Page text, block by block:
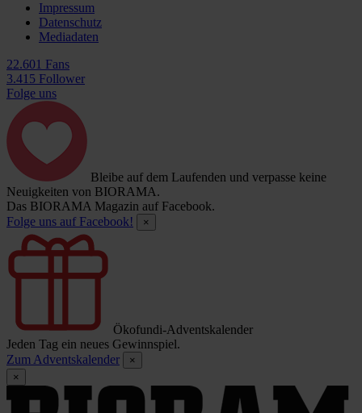
Impressum
Datenschutz
Mediadaten
22.601 Fans
3.415 Follower
Folge uns
Bleibe auf dem Laufenden und verpasse keine
Neuigkeiten von BIORAMA.
Das BIORAMA Magazin auf Facebook.
Folge uns auf Facebook!
×
Ökofundi-Adventskalender
Jeden Tag ein neues Gewinnspiel.
Zum Adventskalender
×
×